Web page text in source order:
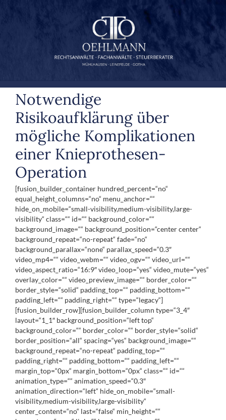
Notwendige
Risikoaufklärung über
mögliche Komplikationen
einer Knieprothesen-
Operation
[fusion_builder_container hundred_percent=“no“
equal_height_columns=“no“ menu_anchor=““
hide_on_mobile=“small-visibility,medium-visibility,large-
visibility“ class=““ id=““ background_color=““
background_image=““ background_position=“center center“
background_repeat=“no-repeat“ fade=“no“
background_parallax=“none“ parallax_speed=“0.3″
video_mp4=““ video_webm=““ video_ogv=““ video_url=““
video_aspect_ratio=“16:9″ video_loop=“yes“ video_mute=“yes“
overlay_color=““ video_preview_image=““ border_color=““
border_style=“solid“ padding_top=““ padding_bottom=““
padding_left=““ padding_right=““ type=“legacy“]
[fusion_builder_row][fusion_builder_column type=“3_4″
layout=“1_1″ background_position=“left top“
background_color=““ border_color=““ border_style=“solid“
border_position=“all“ spacing=“yes“ background_image=““
background_repeat=“no-repeat“ padding_top=““
padding_right=““ padding_bottom=““ padding_left=““
margin_top=“0px“ margin_bottom=“0px“ class=““ id=““
animation_type=““ animation_speed=“0.3″
animation_direction=“left“ hide_on_mobile=“small-
visibility,medium-visibility,large-visibility“
center_content=“no“ last=“false“ min_height=““